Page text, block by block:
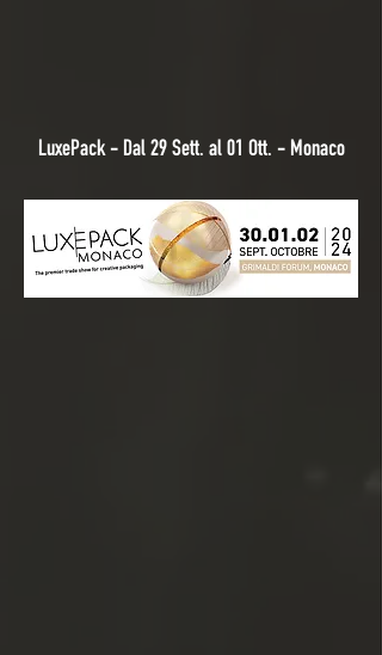
LuxePack - Dal 29 Sett. al 01 Ott. - Monaco